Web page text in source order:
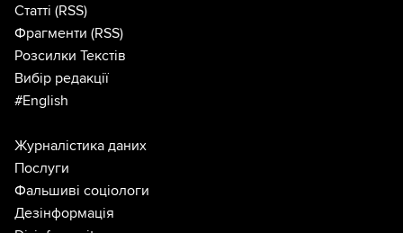
Статті (RSS)
Фрагменти (RSS)
Розсилки Текстів
Вибір редакції
#English
Журналістика даних
Послуги
Фальшиві соціологи
Дезінформація